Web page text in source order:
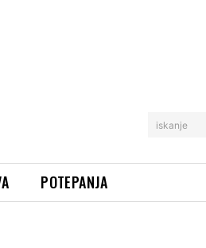
iskanje
POTEPANJA